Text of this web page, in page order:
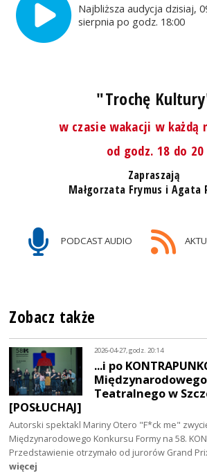
Najbliższa audycja dzisiaj,
sierpnia po godz. 18:00
"Trochę
w czasie wakacji w każdą
od godz. 18 do 20
Zapraszają
Małgorzata Frymus i Agata
PODCAST AUDIO
Zobacz także
2026-04-27, godz. 20:14
...i po
Teatralnego w
[POSŁUCHAJ]
Autorski spektakl Mariny Otero "F*ck me"
Międzynarodowego Konkursu Formy na 58.
Przedstawienie otrzymało od jurorów Grand
więcej